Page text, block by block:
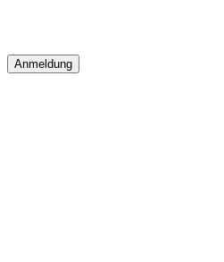
Anmeldung